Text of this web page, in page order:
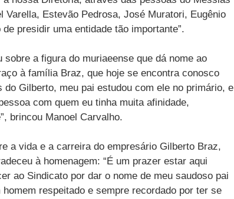
Estevão Pedrosa, José Muratori, Eugênio
presidir uma entidade tão importante”.
a figura do muriaeense que dá nome ao
à família Braz, que hoje se encontra conosco
Gilberto, meu pai estudou com ele no primário, e
com quem eu tinha muita afinidade,
brincou Manoel Carvalho.
a vida e a carreira do empresário Gilberto Braz,
à homenagem: “É um prazer estar aqui
ao Sindicato por dar o nome de meu saudoso pai
respeitado e sempre recordado por ter se